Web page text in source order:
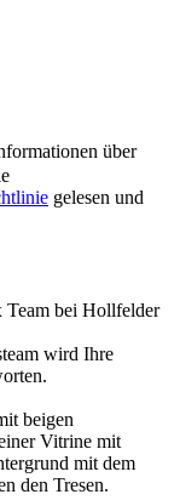
über
gelesen und
Team bei Hollfelder
wird Ihre